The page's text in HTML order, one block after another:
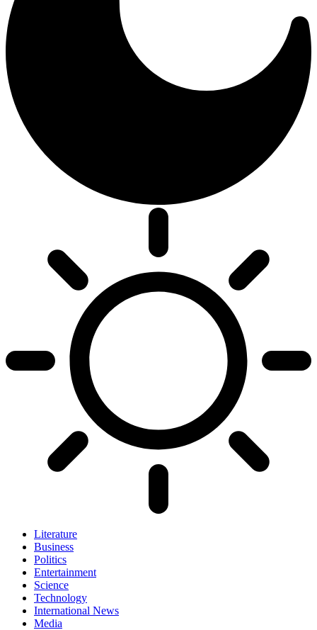
Literature
Business
Politics
Entertainment
Science
Technology
International News
Media